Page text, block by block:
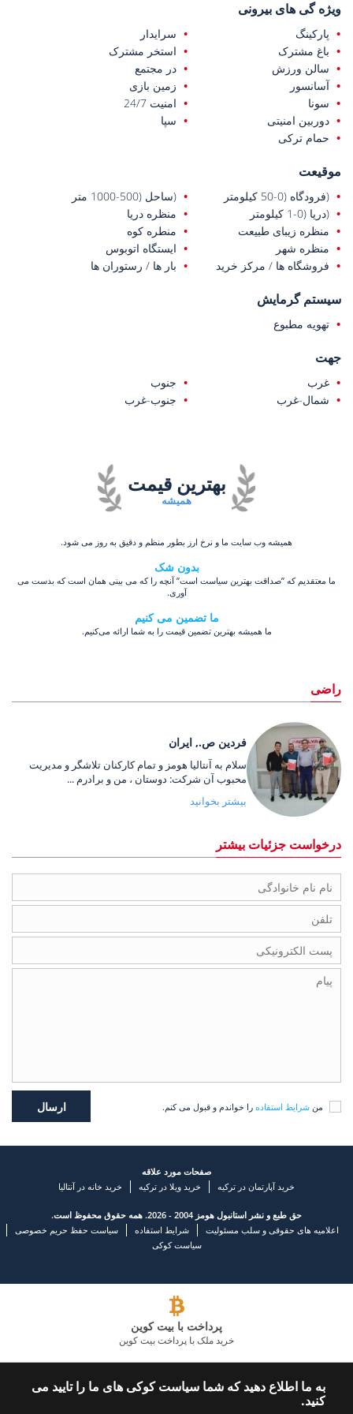
ویژه گی های بیرونی
پارکینگ
سرایدار
باغ مشترک
استخر مشترک
سالن ورزش
در مجتمع
آسانسور
زمین بازی
سونا
امنیت 24/7
دوربین امنیتی
سپا
حمام ترکی
موقیعت
(فرودگاه (0-50 کیلومتر
(ساحل (500-1000 متر
(دریا (0-1 کیلومتر
منظره دریا
منظره زیبای طبیعت
منطره کوه
منظره شهر
ایستگاه اتوبوس
فروشگاه ها / مرکز خرید
بار ها / رستوران ها
سیستم گرمایش
تهویه مطبوع
جهت
غرب
جنوب
شمال-غرب
جنوب-غرب
همیشه
بهترین قیمت
همیشه وب سایت ما و نرخ ارز بطور منظم و دقیق به روز می شود.
بدون شک
ما معتقدیم که ”صداقت بهترین سیاست است” آنچه را که می بینی همان است که بدست می
آوری.
ما تضمین می کنیم
ما همیشه بهترین تضمین قیمت را به شما ارائه می‌کنیم.
راضی
فردین ص., ایران
سلام به آنتالیا هومز و تمام کارکنان تلاشگر و مدیریت
محبوب آن شرکت: دوستان ، من و برادرم ...
بیشتر بخوانید
درخواست جزئیات بیشتر
من شرایط استفاده را خواندم و قبول می کنم.
صفحات مورد علاقه
خرید آپارتمان در ترکیه
خرید ویلا در ترکیه خرید خانه در آنتالیا
حق طبع و نشر استانبول هومز 2004 - 2026. همه حقوق محفوظ است.
اعلامیه های حقوقی و سلب مسئولیت
شرایط استفاده
سیاست حفظ حریم خصوصی
سیاست کوکی
پرداخت با بیت کوین
خرید ملک با پرداخت بیت کوین
شرکت املاک و مستغلات پیشرو
با ما تماس بگیرید
به ما اطلاع دهید که شما سیاست کوکی های ما را تایید می
کنید.